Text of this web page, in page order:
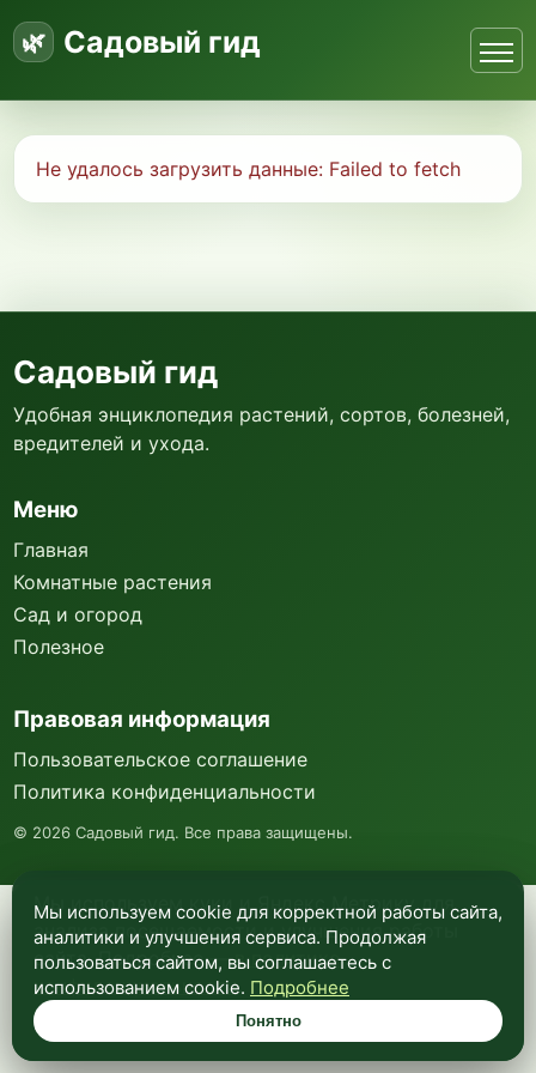
Садовый гид
Не удалось загрузить данные: Failed to fetch
Мы используем куки и Яндекс Метрику для
анализа посещаемости и улучшения работы
сайта. Подробнее —в политике
конфиденциальности.
Понятно
Садовый гид
Удобная энциклопедия растений, сортов, болезней,
вредителей и ухода.
Меню
Главная
Комнатные растения
Сад и огород
Полезное
Правовая информация
Пользовательское соглашение
Политика конфиденциальности
© 2026 Садовый гид. Все права защищены.
Мы используем cookie для корректной работы сайта,
аналитики и улучшения сервиса. Продолжая
пользоваться сайтом, вы соглашаетесь с
использованием cookie. Подробнее
Понятно